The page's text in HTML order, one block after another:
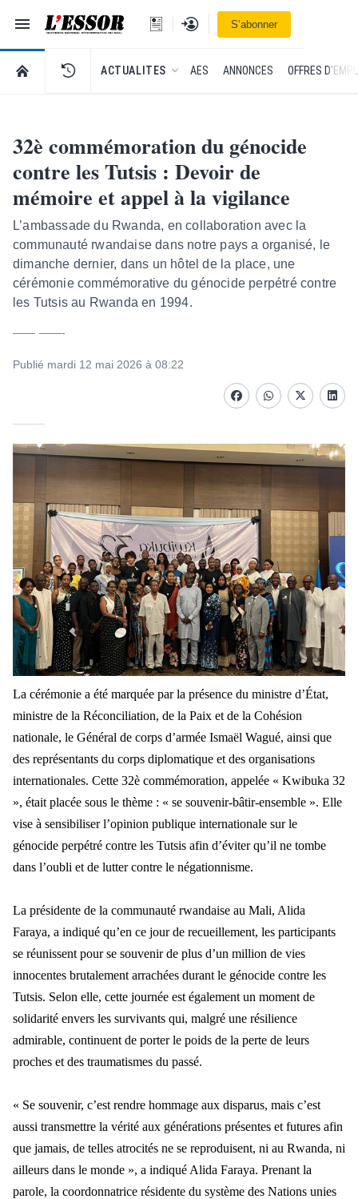
Navigation
L'Essor - retour à la une
Se connecterS’abonner
RETOUR À LA PAGE D’ACCUEIL DE L'ESSOR
ACTUALITES AES ANNONCES OFFRES
32è commémoration du génocide
contre les Tutsis : Devoir de
mémoire et appel à la vigilance
L’ambassade du Rwanda, en collaboration avec la
communauté rwandaise dans notre pays a organisé, le
dimanche dernier, dans un hôtel de la place, une
cérémonie commémorative du génocide perpétré contre
les Tutsis au Rwanda en 1994.
—— ——-
Publié mardi 12 mai 2026 à 08:22
FacebookwhatsappTwitter
La cérémonie a été marquée par la présence du ministre d’État,
ministre de la Réconciliation, de la Paix et de la Cohésion
nationale, le Général de corps d’armée Ismaël Wagué, ainsi que
des représentants du corps diplomatique et des organisations
internationales. Cette 32è commémoration, appelée « Kwibuka 32
», était placée sous le thème : « se souvenir-bâtir-ensemble ». Elle
vise à sensibiliser l’opinion publique internationale sur le
génocide perpétré contre les Tutsis afin d’éviter qu’il ne tombe
dans l’oubli et de lutter contre le négationnisme.
La présidente de la communauté rwandaise au Mali, Alida
Faraya, a indiqué qu’en ce jour de recueillement, les participants
se réunissent pour se souvenir de plus d’un million de vies
innocentes brutalement arrachées durant le génocide contre les
Tutsis. Selon elle, cette journée est également un moment de
solidarité envers les survivants qui, malgré une résilience
admirable, continuent de porter le poids de la perte de leurs
proches et des traumatismes du passé.
« Se souvenir, c’est rendre hommage aux disparus, mais c’est
aussi transmettre la vérité aux générations présentes et futures afin
que jamais, de telles atrocités ne se reproduisent, ni au Rwanda, ni
ailleurs dans le monde », a indiqué Alida Faraya. Prenant la
parole, la coordonnatrice résidente du système des Nations unies